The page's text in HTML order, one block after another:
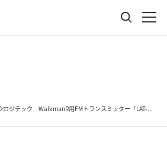
ロジテック WalkmanR用FMトランスミッター「LAT-...